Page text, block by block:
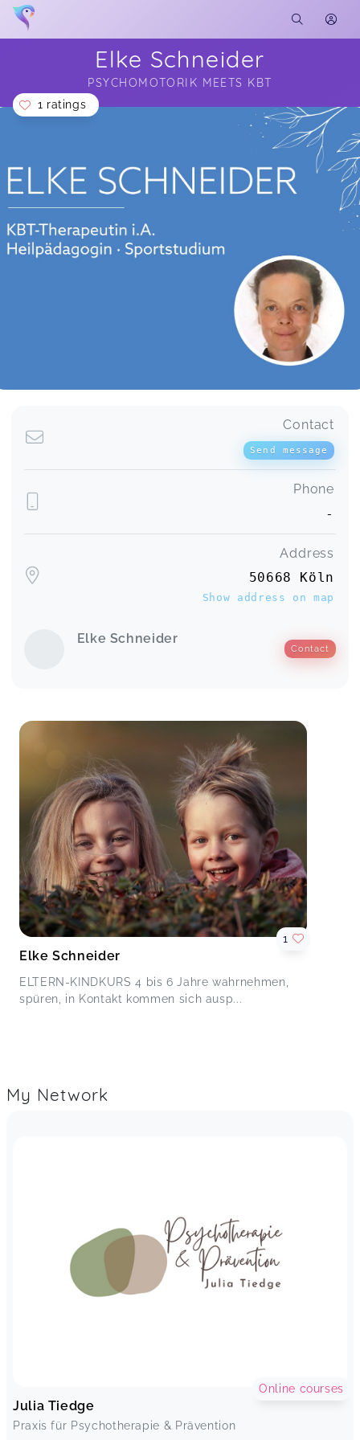
Elke Schneider
PSYCHOMOTORIK MEETS KBT
Soon you will learn more about me here...
1 ratings
Contact
Send message
Phone
-
Address
50668 Köln
Show address on map
Elke Schneider
Contact
Elke Schneider
ELTERN-KINDKURS 4 bis 6 Jahre wahrnehmen,
spüren, in Kontakt kommen sich ausp...
1
My Network
Julia Tiedge
Praxis für Psychotherapie & Prävention
Online courses